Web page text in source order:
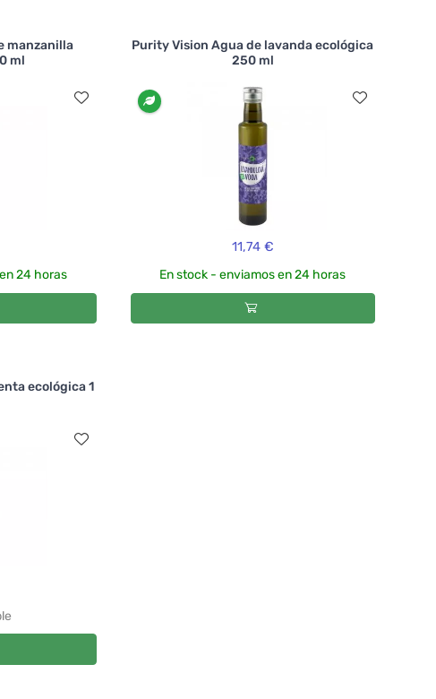
manzanilla
ml
24 horas
Purity Vision Agua de lavanda ecológica
250 ml
11,74 €
En stock - enviamos en 24 horas
ecológica 1